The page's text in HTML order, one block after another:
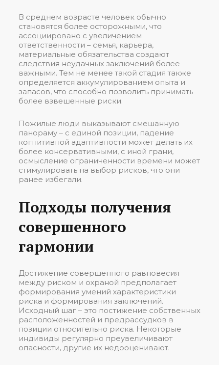
В среднем возрасте человек обычно
становятся более осторожными, что
ассоциировано с увеличением
ответственности – семья, карьера,
материальные обязательства создают
следствия неудачных заключений более
важными. Тем не менее такой стадия также
определяется аккумулированием опыта и
запасов, что способно позволить принимать
более взвешенные риски.
Пожилые люди выказывают смешанную
панораму – с единой позиции, падение
когнитивной адаптивности может делать их
более консервативными, с иной грани,
осмысление ограниченности времени может
стимулировать на выбор рисков, что они
ранее избегали.
Подходы получения
совершенного
гармонии
Достижение совершенного равновесия
между риском и охраной предполагает
формирования умений характеристики
риска и формирования заключений.
Исходный шаг – это постижение собственных
расположенностей и предрассудков в
позиции относительно риска. Некоторые
индивиды регулярно преувеличивают
опасности, другие их недооценивают.